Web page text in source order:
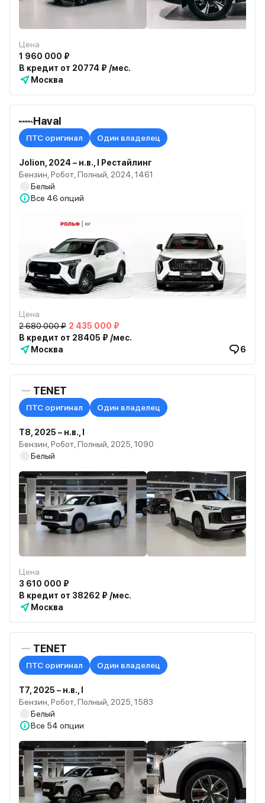
Цена
1 960 000 ₽
В кредит от 20774 ₽ /мес.
Москва
Haval
ПТС оригинал Один владелец
Jolion, 2024 – н.в., I Рестайлинг
Бензин, Робот, Полный, 2024, 1461
Белый
Все 46 опций
Цена
2 680 000 ₽ 2 435 000 ₽
В кредит от 28405 ₽ /мес.
Москва
6
TENET
ПТС оригинал Один владелец
T8, 2025 – н.в., I
Бензин, Робот, Полный, 2025, 1090
Белый
Цена
3 610 000 ₽
В кредит от 38262 ₽ /мес.
Москва
TENET
ПТС оригинал Один владелец
T7, 2025 – н.в., I
Бензин, Робот, Полный, 2025, 1583
Белый
Все 54 опции